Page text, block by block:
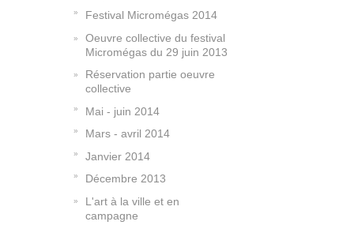
Festival Micromégas 2014
Oeuvre collective du festival
Micromégas du 29 juin 2013
Réservation partie oeuvre
collective
Mai - juin 2014
Mars - avril 2014
Janvier 2014
Décembre 2013
L'art à la ville et en
campagne